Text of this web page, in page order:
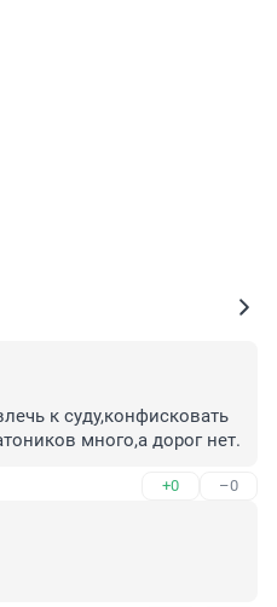
к суду,конфисковать
много,а дорог нет.
+0 –0